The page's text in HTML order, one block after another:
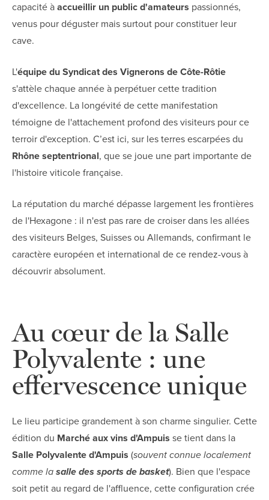
capacité à accueillir un public d'amateurs passionnés,
venus pour déguster mais surtout pour constituer leur
cave.
L'équipe du Syndicat des Vignerons de Côte-Rôtie
s'attèle chaque année à perpétuer cette tradition
d'excellence. La longévité de cette manifestation
témoigne de l'attachement profond des visiteurs pour ce
terroir d'exception. C’est ici, sur les terres escarpées du
Rhône septentrional, que se joue une part importante de
l'histoire viticole française.
La réputation du marché dépasse largement les frontières
de l'Hexagone : il n'est pas rare de croiser dans les allées
des visiteurs Belges, Suisses ou Allemands, confirmant le
caractère européen et international de ce rendez-vous à
découvrir absolument.
Au cœur de la Salle
Polyvalente : une
effervescence unique
Le lieu participe grandement à son charme singulier. Cette
édition du Marché aux vins d'Ampuis se tient dans la
Salle Polyvalente d'Ampuis (souvent connue localement
comme la salle des sports de basket). Bien que l'espace
soit petit au regard de l'affluence, cette configuration crée